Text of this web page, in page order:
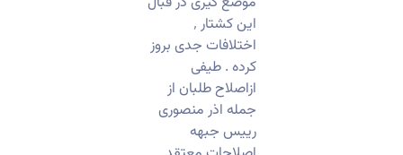
این کشتار ٬
اختلافات جدی بروز
کرده . طیفی
ازاصلاح طلبان از
جمله اذر منصوری
رییس جبهه